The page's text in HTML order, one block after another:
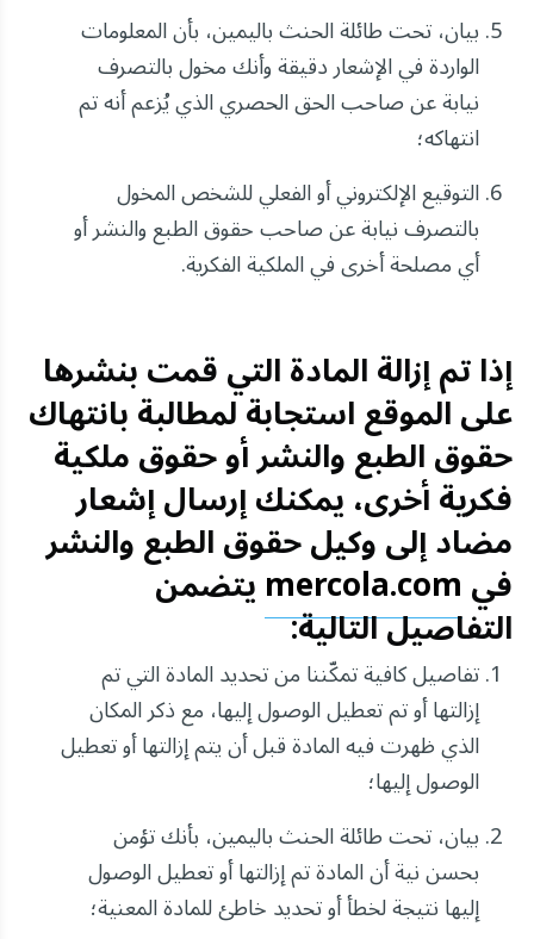
بيان، تحت طائلة الحنث باليمين، بأن المعلومات
الواردة في الإشعار دقيقة وأنك مخول بالتصرف
نيابة عن صاحب الحق الحصري الذي يُزعم أنه تم
انتهاكه؛
التوقيع الإلكتروني أو الفعلي للشخص المخول
بالتصرف نيابة عن صاحب حقوق الطبع والنشر أو
أي مصلحة أخرى في الملكية الفكرية.
إذا تم إزالة المادة التي قمت بنشرها
على الموقع استجابة لمطالبة بانتهاك
حقوق الطبع والنشر أو حقوق ملكية
فكرية أخرى، يمكنك إرسال إشعار
مضاد إلى وكيل حقوق الطبع والنشر
فيmercola.comيتضمن
التفاصيل التالية:
تفاصيل كافية تمكّننا من تحديد المادة التي تم
إزالتها أو تم تعطيل الوصول إليها، مع ذكر المكان
الذي ظهرت فيه المادة قبل أن يتم إزالتها أو تعطيل
الوصول إليها؛
بيان، تحت طائلة الحنث باليمين، بأنك تؤمن
بحسن نية أن المادة تم إزالتها أو تعطيل الوصول
إليها نتيجة لخطأ أو تحديد خاطئ للمادة المعنية؛